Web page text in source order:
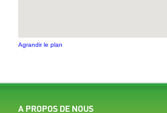
Agrandir le plan
A PROPOS DE NOUS